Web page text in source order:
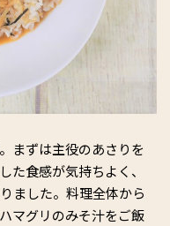
まずは主役のあさりを
た食感が気持ちよく、
ました。料理全体から
マグリのみそ汁をご飯